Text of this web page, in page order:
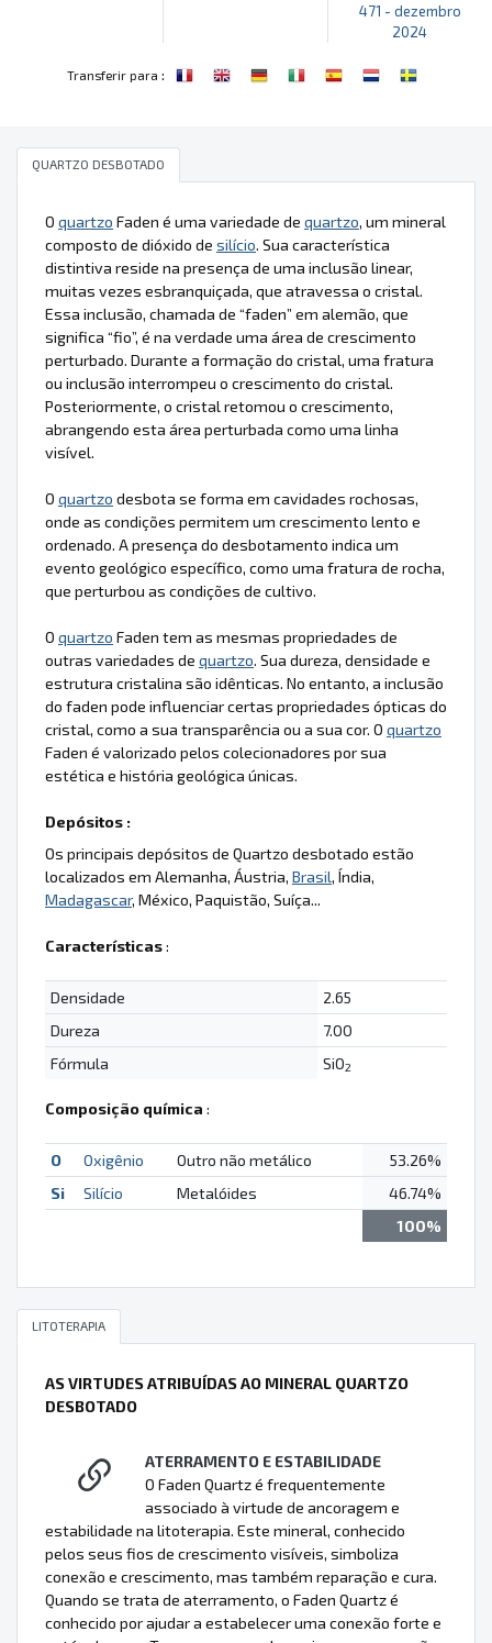
471 - dezembro
2024
Transferir para :
QUARTZO DESBOTADO
O quartzo Faden é uma variedade de quartzo, um mineral
composto de dióxido de silício. Sua característica
distintiva reside na presença de uma inclusão linear,
muitas vezes esbranquiçada, que atravessa o cristal.
Essa inclusão, chamada de “faden” em alemão, que
significa “fio”, é na verdade uma área de crescimento
perturbado. Durante a formação do cristal, uma fratura
ou inclusão interrompeu o crescimento do cristal.
Posteriormente, o cristal retomou o crescimento,
abrangendo esta área perturbada como uma linha
visível.
O quartzo desbota se forma em cavidades rochosas,
onde as condições permitem um crescimento lento e
ordenado. A presença do desbotamento indica um
evento geológico específico, como uma fratura de rocha,
que perturbou as condições de cultivo.
O quartzo Faden tem as mesmas propriedades de
outras variedades de quartzo. Sua dureza, densidade e
estrutura cristalina são idênticas. No entanto, a inclusão
do faden pode influenciar certas propriedades ópticas do
cristal, como a sua transparência ou a sua cor. O quartzo
Faden é valorizado pelos colecionadores por sua
estética e história geológica únicas.
Depósitos :
Os principais depósitos de Quartzo desbotado estão
localizados em Alemanha, Áustria, Brasil, Índia,
Madagascar, México, Paquistão, Suíça...
Características:
Densidade
2.65
Dureza
7.00
Fórmula
SiO2
Composição química :
O Oxigênio Outro não metálico
53.26%
Si
Silício Metalóides
46.74%
100%
LITOTERAPIA
AS VIRTUDES ATRIBUÍDAS AO MINERAL QUARTZO
DESBOTADO
ATERRAMENTO E ESTABILIDADE
O Faden Quartz é frequentemente
associado à virtude de ancoragem e
estabilidade na litoterapia. Este mineral, conhecido
pelos seus fios de crescimento visíveis, simboliza
conexão e crescimento, mas também reparação e cura.
Quando se trata de aterramento, o Faden Quartz é
conhecido por ajudar a estabelecer uma conexão forte e